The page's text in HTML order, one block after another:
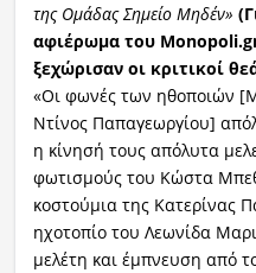
της Ομάδας Σημείο Μηδέν»
αφιέρωμα του Monopoli.
ξεχώρισαν οι κριτικοί
«Οι φωνές των ηθοποιών
Ντίνος Παπαγεωργίου]
η κίνησή τους απόλυτα
φωτισμούς του Κώστα
κοστούμια της Κατερίνας
ηχοτοπίο του Λεωνίδα
μελέτη και έμπνευση από